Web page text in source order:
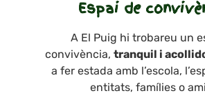
Espai de
A El Puig hi trobareu un
convivència, tranquil i
a fer estada amb l’escola,
entitats, famílies o